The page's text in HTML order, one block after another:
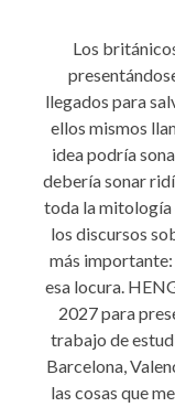
Los
llegados para
ellos mismos
idea podría
debería sonar
toda la mitología
los discursos
más
esa locura.
2027 para
trabajo de
Barcelona,
las cosas que